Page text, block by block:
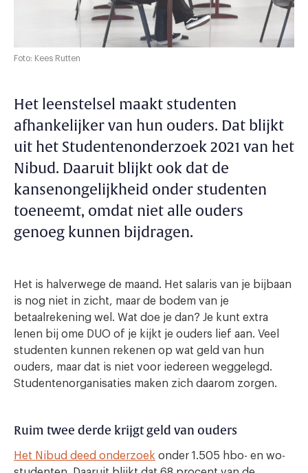
Foto: Kees Rutten
Het leenstelsel maakt studenten
afhankelijker van hun ouders. Dat blijkt
uit het Studentenonderzoek 2021 van het
Nibud. Daaruit blijkt ook dat de
kansenongelijkheid onder studenten
toeneemt, omdat niet alle ouders
genoeg kunnen bijdragen.
Het is halverwege de maand. Het salaris van je bijbaan
is nog niet in zicht, maar de bodem van je
betaalrekening wel. Wat doe je dan? Je kunt extra
lenen bij ome DUO of je kijkt je ouders lief aan. Veel
studenten kunnen rekenen op wat geld van hun
ouders, maar dat is niet voor iedereen weggelegd.
Studentenorganisaties maken zich daarom zorgen.
Ruim twee derde krijgt geld van ouders
Het Nibud deed onderzoek onder 1.505 hbo- en wo-